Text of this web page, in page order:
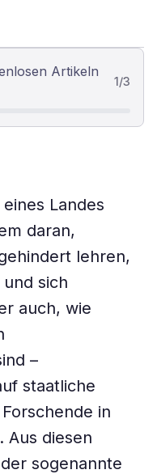
Artikeln
1/3
Landes
daran,
lehren,
sich
auch, wie
–
staatliche
in
Aus diesen
sogenannte